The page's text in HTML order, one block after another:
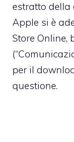
estratto della
Apple si è
Store Online,
per il
questione.